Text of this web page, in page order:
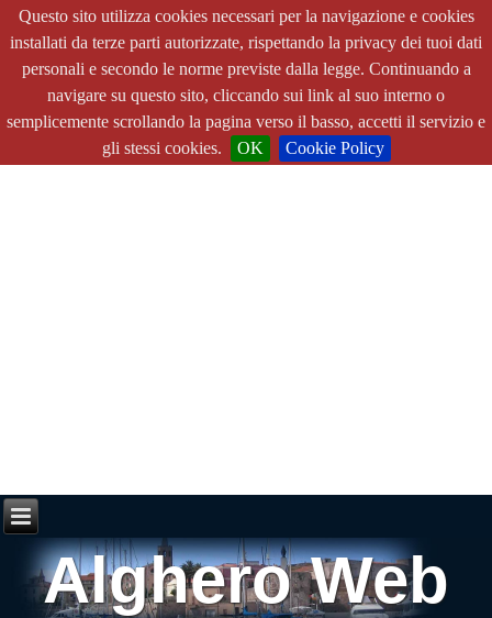
Questo sito utilizza cookies necessari per la navigazione e cookies
installati da terze parti autorizzate, rispettando la privacy dei tuoi dati
personali e secondo le norme previste dalla legge. Continuando a
navigare su questo sito, cliccando sui link al suo interno o
semplicemente scrollando la pagina verso il basso, accetti il servizio e
gli stessi cookies.
OK Cookie Policy
Alghero Web